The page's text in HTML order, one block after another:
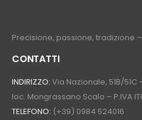
Precisione, passione, tradizione
CONTATTI
INDIRIZZO: Via Nazionale, 51B/
loc. Mongrassano Scalo – P.IVA
TELEFONO: (+39) 0984 524016